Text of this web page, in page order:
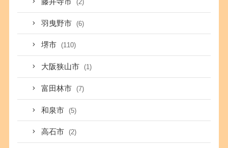
(2)
羽曳野市 (6)
堺市 (110)
大阪狭山市 (1)
富田林市 (7)
和泉市 (5)
高石市 (2)